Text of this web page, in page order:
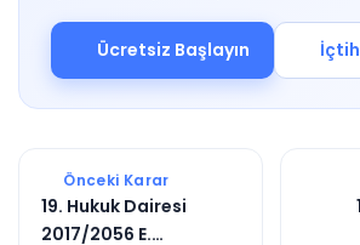
Ücretsiz Başlayın
Önceki Karar
19. Hukuk Dairesi
2017/2056 E.